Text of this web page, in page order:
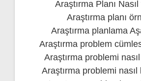
Araştırma Planı Nasıl
Araştırma planı
Araştırma planlama
Araştırma problem
Araştırma problemi
Araştırma problemi